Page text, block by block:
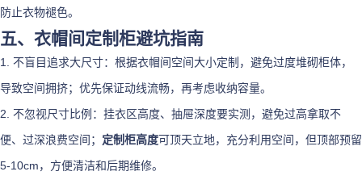
防止衣物褪色。
五、衣帽间定制柜避坑指南
1. 不盲目追求大尺寸：根据衣帽间空间大小定制，避免过度堆砌柜体，
导致空间拥挤；优先保证动线流畅，再考虑收纳容量。
2. 不忽视尺寸比例：挂衣区高度、抽屉深度要实测，避免过高拿取不
便、过深浪费空间； 定制柜高度可顶天立地，充分利用空间，但顶部预留
5-10cm，方便清洁和后期维修。